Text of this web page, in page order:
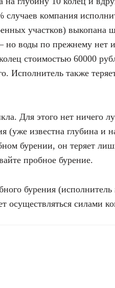
компания
участков) выкопана
воды по прежнему нет и
стоимостью 60000
Исполнитель также
Для этого нет ничего
известна глубина и
бурении, он теряет
пробное бурение.
бурения
осуществляться силами